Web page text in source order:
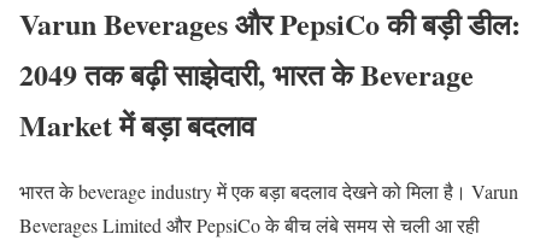
Varun Beverages और PepsiCo की बड़ी डील:
2049 तक बढ़ी साझेदारी, भारत के Beverage
Market में बड़ा बदलाव
भारत के beverage industry में एक बड़ा बदलाव देखने को मिला है। Varun
Beverages Limited औरPepsiCoके बीच लंबे समय से चली आ रही